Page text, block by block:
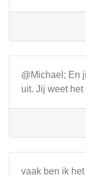
@Michael; En
uit. Jij weet
vaak ben ik